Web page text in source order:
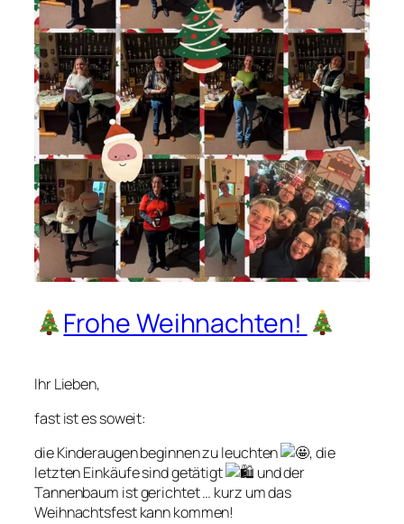
Frohe Weihnachten!
Ihr Lieben,
fast ist es soweit:
die Kinderaugen beginnen zu leuchten
, die
letzten Einkäufe sind getätigt
und der
Tannenbaum ist gerichtet … kurz um das
Weihnachtsfest kann kommen!